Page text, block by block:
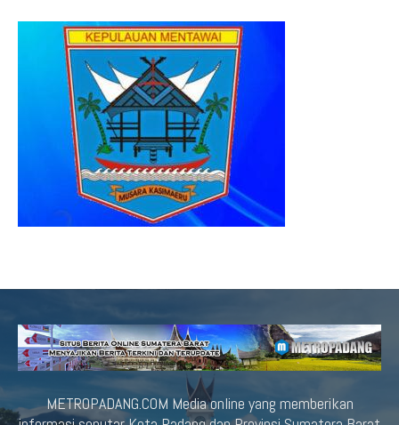
METROPADANG.COM Media online yang memberikan